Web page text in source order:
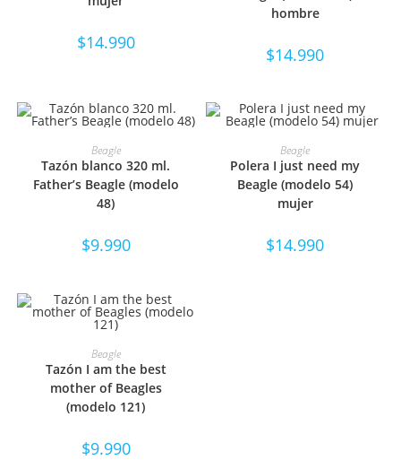
$14.990
hombre
$14.990
SELECCIONAR OPCIONES
Beagle
Tazón blanco 320 ml.
Father’s Beagle (modelo
48)
$9.990
SELECCIONAR OPCIONES
Beagle
Polera I just need my
Beagle (modelo 54)
mujer
$14.990
SELECCIONAR OPCIONES
Beagle
Tazón I am the best
mother of Beagles
(modelo 121)
$9.990